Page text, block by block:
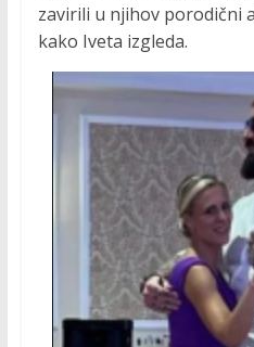
zavirili u njihov porodični
kako Iveta izgleda.